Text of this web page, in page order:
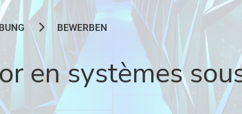
BEWERBEN
en systèmes